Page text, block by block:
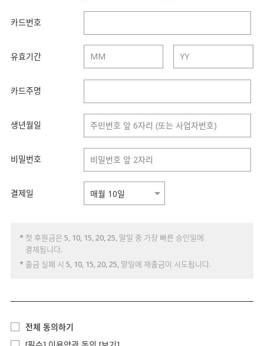
카드번호
유효기간
카드주명
생년월일
비밀번호
결제일
* 첫 후원금은 5, 10, 15, 20, 25, 말일 중 가장 빠른 승인일에
결제됩니다.
* 출금 실패 시 5, 10, 15, 20, 25, 말일에 재출금이 시도됩니다.
전체 동의하기